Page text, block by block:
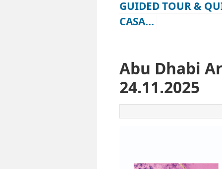
GUIDED TOUR &
CASA...
Abu Dhabi
24.11.2025